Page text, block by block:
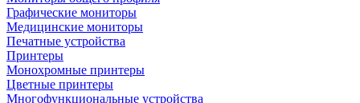
Графические мониторы
Медицинские мониторы
Печатные устройства
Принтеры
Моноxромныe принтеры
Цвeтныe принтеры
Многофункциональные устройства